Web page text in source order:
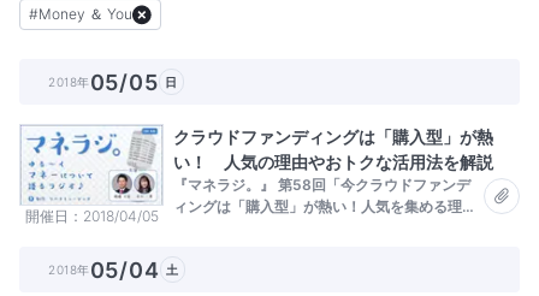
#Money ＆ You
2018年05/05 日
開催日 2018/04/05
クラウドファンディングは「購入型」が熱
い！ 人気の理由やおトクな活用法を解説
『マネラジ。』 第58回「今クラウドファンデ
ィングは「購入型」が熱い！人気を集める理由
2018年05/04 土